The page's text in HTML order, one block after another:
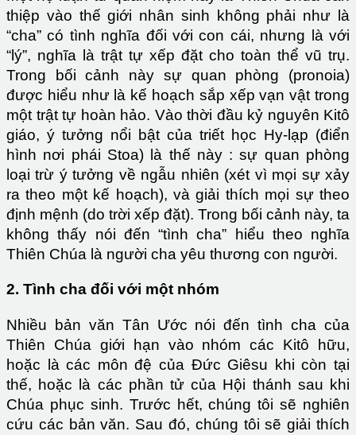
thiệp vào thế giới nhân sinh không phải như là
“cha” có tình nghĩa đối với con cái, nhưng là với
“lý”, nghĩa là trật tự xếp đặt cho toàn thể vũ trụ.
Trong bối cảnh này sự quan phòng (pronoia)
được hiểu như là kế hoạch sắp xếp vạn vật trong
một trật tự hoàn hảo. Vào thời đầu kỷ nguyên Kitô
giáo, ý tưởng nổi bật của triết học Hy-lạp (điển
hình nơi phái Stoa) là thế này : sự quan phòng
loại trừ ý tưởng về ngẫu nhiên (xét vì mọi sự xảy
ra theo một kế hoạch), và giải thích mọi sự theo
định mệnh (do trời xếp đặt). Trong bối cảnh này, ta
không thấy nói đến “tình cha” hiểu theo nghĩa
Thiên Chúa là người cha yêu thương con người.
2. Tình cha đối với một nhóm
Nhiều bản văn Tân Ước nói đến tình cha của
Thiên Chúa giới hạn vào nhóm các Kitô hữu,
hoặc là các môn đệ của Đức Giêsu khi còn tại
thế, hoặc là các phần tử của Hội thánh sau khi
Chúa phục sinh. Trước hết, chúng tôi sẽ nghiên
cứu các bản văn. Sau đó, chúng tôi sẽ giải thích